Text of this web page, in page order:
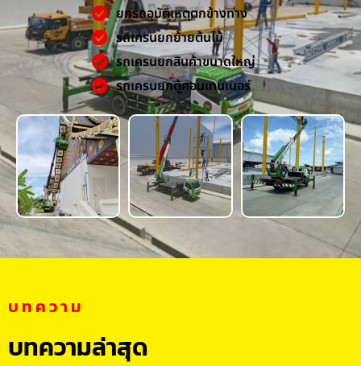
ยกรถอุบัติเหตุตกข้างทาง
รถเครนยกย้ายต้นไม้
รถเครนยกสินค้าขนาดใหญ่
รถเครนยกตู้คอนเทนเนอร์
บทความ
บทความล่าสุด